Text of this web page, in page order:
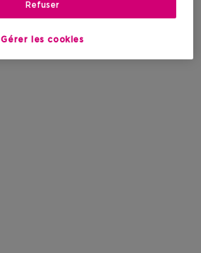
Gérer les cookies
Refuser